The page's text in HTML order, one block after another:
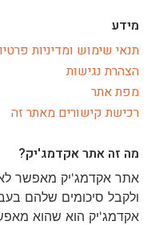
מידע
תנאי שימוש ומדיניות
הצהרת נגישות
מפת אתר
רכישת קישורים מאתר זה
מה זה אתר אקדמג'יק?
אתר אקדמג'יק מאפשר
ולקבל סיכומים שלהם
אקדמג'יק הוא שהוא